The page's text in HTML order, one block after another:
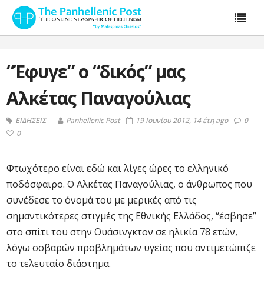
“Έφυγε” ο “δικός” μας
Αλκέτας Παναγούλιας
ΕΙΔΗΣΕΙΣ Panhellenic Post 19 Ιουνίου 2012, 14 έτη ago
0
0
Φτωχότερο είναι εδώ και λίγες ώρες το ελληνικό
ποδόσφαιρο. Ο Αλκέτας Παναγούλιας, ο άνθρωπος που
συνέδεσε το όνομά του με μερικές από τις
σημαντικότερες στιγμές της Εθνικής Ελλάδος, “έσβησε”
στο σπίτι του στην Ουάσινγκτον σε ηλικία 78 ετών,
λόγω σοβαρών προβλημάτων υγείας που αντιμετώπιζε
το τελευταίο διάστημα.